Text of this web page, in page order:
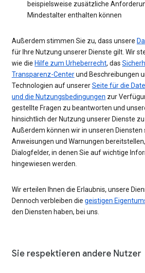
beispielsweise zusätzliche
Mindestalter enthalten können
Außerdem stimmen Sie zu, dass unsere
für Ihre Nutzung unserer Dienste gilt. Wir
wie die Hilfe zum Urheberrecht, das
Transparenz-Centerund Beschreibungen
Technologien auf unsererSeite für die
und die Nutzungsbedingungen zur
gestellte Fragen zu beantworten und
hinsichtlich der Nutzung unserer Dienste zu
Außerdem können wir in unseren Diensten
Anweisungen und Warnungen
Dialogfelder, in denen Sie auf wichtige
hingewiesen werden.
Wir erteilen Ihnen die Erlaubnis, unsere
Dennoch verbleiben die geistigen
den Diensten haben, bei uns.
Sie respektieren andere Nutzer